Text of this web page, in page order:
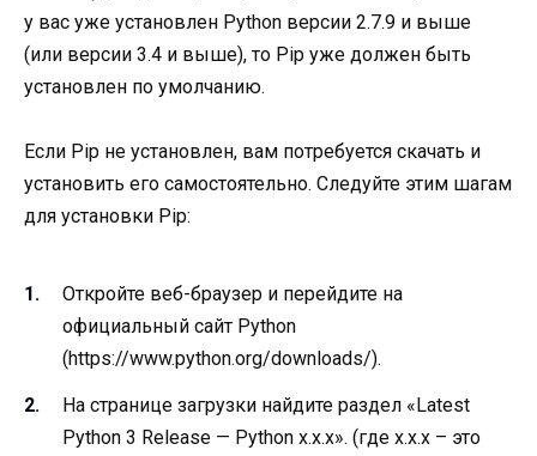
у вас уже установлен Python версии 2.7.9 и выше
(или версии 3.4 и выше), то Pip уже должен быть
установлен по умолчанию.
Если Pip не установлен, вам потребуется скачать и
установить его самостоятельно. Следуйте этим шагам
для установки Pip:
Откройте веб-браузер и перейдите на
официальный сайт Python
(https://www.python.org/downloads/).
На странице загрузки найдите раздел «Latest
Python 3 Release — Python x.x.x». (где x.x.x – это